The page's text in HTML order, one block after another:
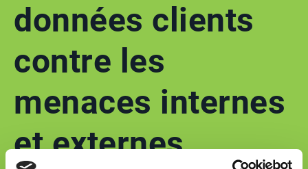
données clients
contre les
menaces internes
et externes